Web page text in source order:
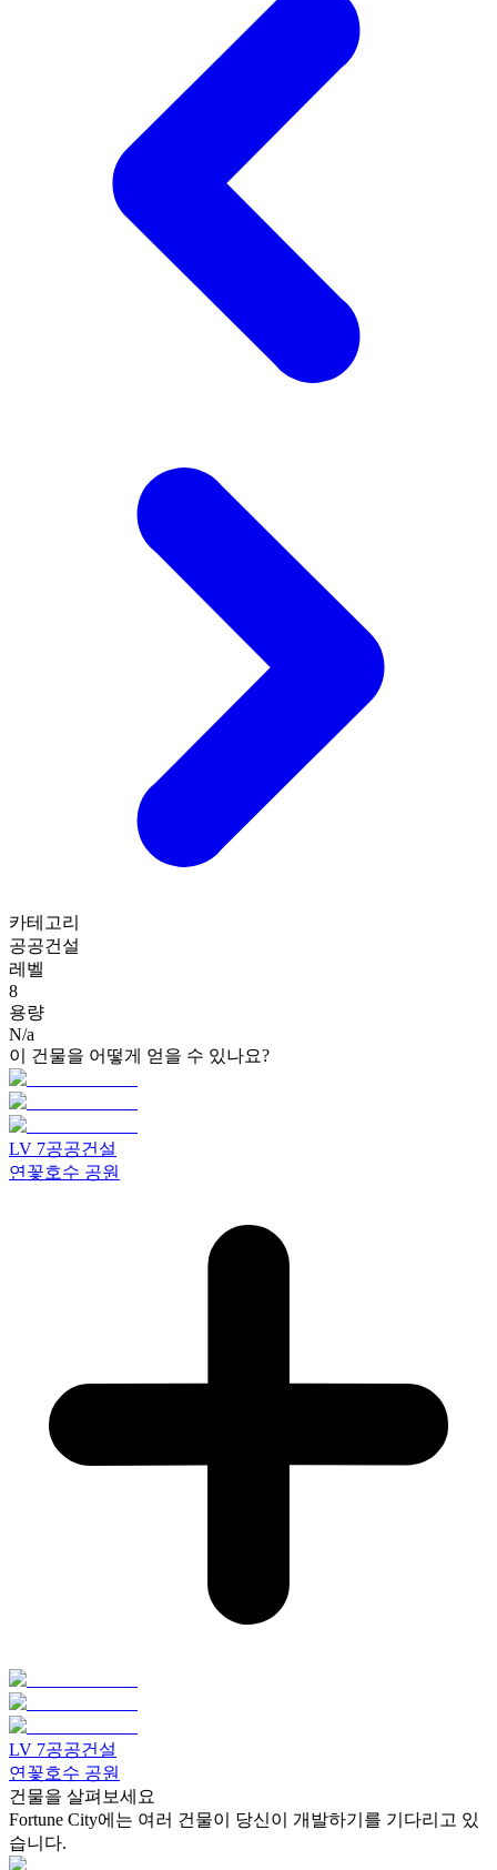
카테고리
공공건설
레벨
8
용량
N/a
이 건물을 어떻게 얻을 수 있나요?
LV 7공공건설
연꽃호수 공원
LV 7공공건설
연꽃호수 공원
건물을 살펴보세요
Fortune City에는 여러 건물이 당신이 개발하기를 기다리고 있
습니다.